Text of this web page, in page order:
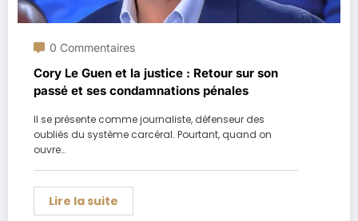
0 Commentaires
Cory Le Guen et la justice : Retour sur son
passé et ses condamnations pénales
Il se présente comme journaliste, défenseur des
oubliés du système carcéral. Pourtant, quand on
ouvre…
Lire la suite